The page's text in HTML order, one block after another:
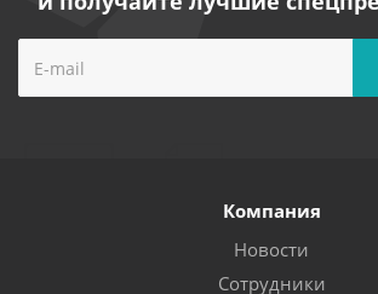
Компания
Новости
Сотрудники